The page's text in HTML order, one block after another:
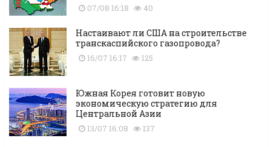
07/08 16:18 40
Настаивают ли США на строительстве
транскаспийского газопровода?
16/07 16:17 125
Южная Корея готовит новую
экономическую стратегию для
Центральной Азии
13/07 16:08 137